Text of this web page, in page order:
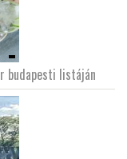
budapesti listáján